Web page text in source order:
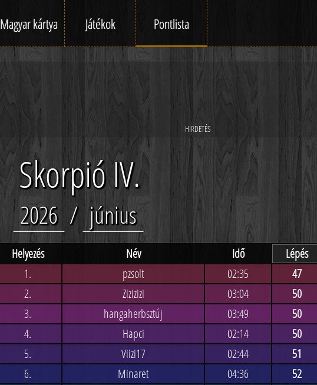
Magyar kártya Játékok Pontlista
Skorpió IV.
2026 / június
Helyezés Név Idő Lépés
1.
pzsolt 02:35 47
2.
Zizizizi 03:04 50
3.
hangaherbsztúj 03:49 50
4.
Hapci 02:14 50
5.
Viizi17 02:44 51
6.
Minaret 04:36 52